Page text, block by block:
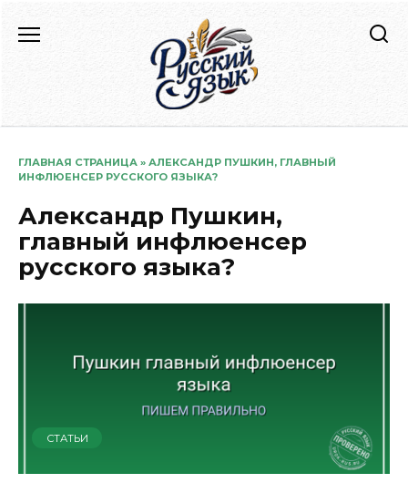
содержанию
ГЛАВНАЯ СТРАНИЦА » АЛЕКСАНДР ПУШКИН, ГЛАВНЫЙ
ИНФЛЮЕНСЕР РУССКОГО ЯЗЫКА?
Александр Пушкин,
главный инфлюенсер
русского языка?
СТАТЬИ